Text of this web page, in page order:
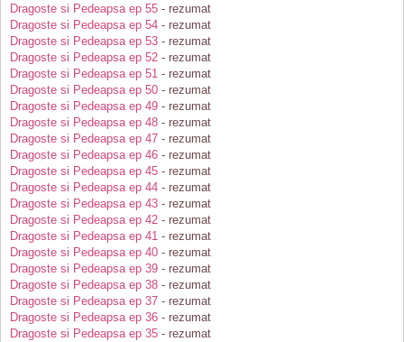
Dragoste si Pedeapsa ep 55 - rezumat
Dragoste si Pedeapsa ep 54 - rezumat
Dragoste si Pedeapsa ep 53 - rezumat
Dragoste si Pedeapsa ep 52 - rezumat
Dragoste si Pedeapsa ep 51 - rezumat
Dragoste si Pedeapsa ep 50 - rezumat
Dragoste si Pedeapsa ep 49 - rezumat
Dragoste si Pedeapsa ep 48 - rezumat
Dragoste si Pedeapsa ep 47 - rezumat
Dragoste si Pedeapsa ep 46 - rezumat
Dragoste si Pedeapsa ep 45 - rezumat
Dragoste si Pedeapsa ep 44 - rezumat
Dragoste si Pedeapsa ep 43 - rezumat
Dragoste si Pedeapsa ep 42 - rezumat
Dragoste si Pedeapsa ep 41 - rezumat
Dragoste si Pedeapsa ep 40 - rezumat
Dragoste si Pedeapsa ep 39 - rezumat
Dragoste si Pedeapsa ep 38 - rezumat
Dragoste si Pedeapsa ep 37 - rezumat
Dragoste si Pedeapsa ep 36 - rezumat
Dragoste si Pedeapsa ep 35 - rezumat